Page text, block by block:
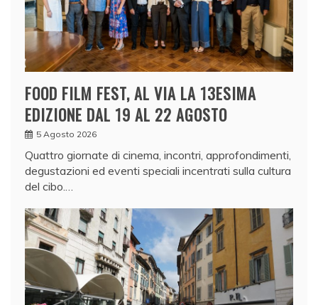
FOOD FILM FEST, AL VIA LA 13ESIMA
EDIZIONE DAL 19 AL 22 AGOSTO
5 Agosto 2026
Quattro giornate di cinema, incontri, approfondimenti,
degustazioni ed eventi speciali incentrati sulla cultura
del cibo.…